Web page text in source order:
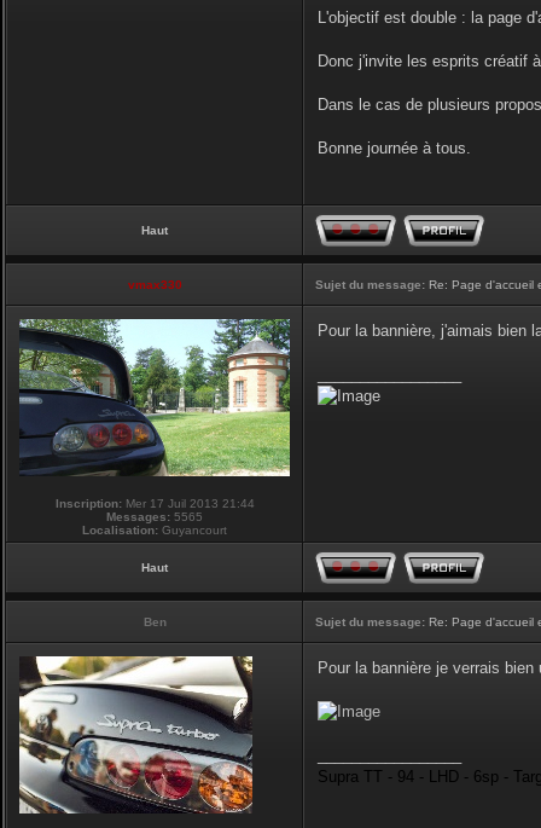
L'objectif est double : la page
Donc j'invite les esprits créatif
Dans le cas de plusieurs
Bonne journée à tous.
Haut
vmax330 Sujet du message: Re: Page d'accueil
Inscription:Mer 17 Juil 2013 21:44
Messages: 5565
Localisation: Guyancourt
Pour la bannière, j'aimais bien
Haut
Ben Sujet du message: Re: Page d'accueil
Pour la bannière je verrais
Supra TT - 94 - LHD - 6sp -